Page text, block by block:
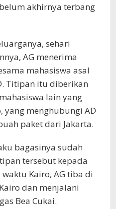
akhirnya terbang
sehari
AG menerima
mahasiswa asal
Titipan itu diberikan
lain yang
yang menghubungi AD
paket dari Jakarta.
bagasinya sudah
tersebut kepada
Kairo, AG tiba di
dan menjalani
Bea Cukai.